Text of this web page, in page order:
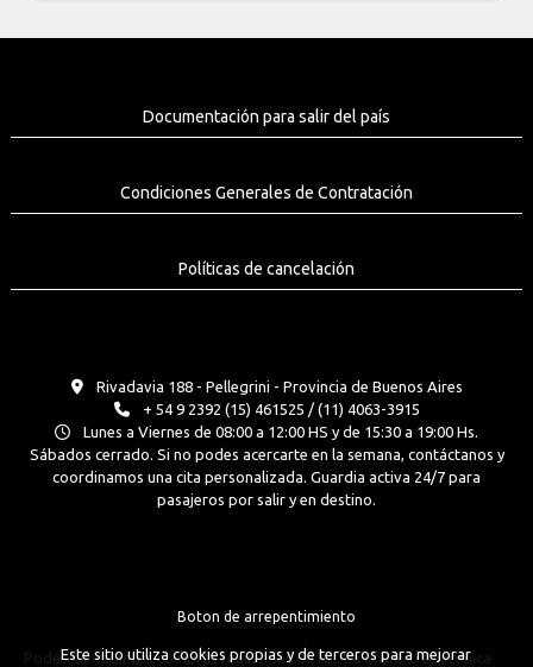
Documentación para salir del país
Condiciones Generales de Contratación
Políticas de cancelación
Rivadavia 188 - Pellegrini - Provincia de Buenos Aires
+ 54 9 2392 (15) 461525 / (11) 4063-3915
Lunes a Viernes de 08:00 a 12:00 HS y de 15:30 a 19:00 Hs.
Sábados cerrado. Si no podes acercarte en la semana, contáctanos y
coordinamos una cita personalizada. Guardia activa 24/7 para
pasajeros por salir y en destino.
Boton de arrepentimiento
Podés cancelar tus compras realizadas de forma online o telefonica
Este sitio utiliza cookies propias y de terceros para mejorar